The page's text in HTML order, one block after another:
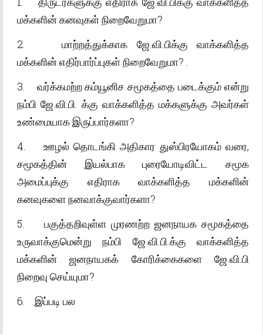
மக்களின் கனவுகள் நிறைவேறுமா?
2. மாற்றத்துக்காக ஜே.வி.பிக்கு வாக்களித்த
மக்களின் எதிர்பார்ப்புகள் நிறைவேறுமா? .
3. வர்க்கமற்ற கம்யூனிச சமூகத்தை படைக்கும் என்று
நம்பி ஜே.வி.பி. க்கு வாக்களித்த மக்களுக்கு அவர்கள்
உண்மையாக இருப்பார்களா?
4. ஊழல் தொடங்கி அதிகார துஸ்பிரயோகம் வரை,
சமூகத்தின் இயல்பாக புரையோடிவிட்ட சமூக
அமைப்புக்கு எதிராக வாக்களித்த மக்களின்
கனவுகளை நனவாக்குவார்களா?
5. பகுத்தறிவுள்ள முரணற்ற ஜனநாயக சமூகத்தை
உருவாக்குமென்று நம்பி ஜே.வி.பி.க்கு வாக்களித்த
மக்களின் ஜனநாயகக் கோரிக்கைகளை ஜே.வி.பி
நிறைவு செய்யுமா?
6. இப்படி பல